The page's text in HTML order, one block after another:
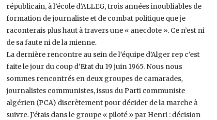
républicain, à l’école d’ALLEG, trois années inoubliables de
formation de journaliste et de combat politique que je
raconterais plus haut à travers une « anecdote ». Ce n’est ni
de sa faute ni de la mienne.
La dernière rencontre au sein de l’équipe d’Alger rep c’est
faite le jour du coup d’Etat du 19 juin 1965. Nous nous
sommes rencontrés en deux groupes de camarades,
journalistes communistes, issus du Parti communiste
algérien (PCA) discrètement pour décider de la marche à
suivre. J’étais dans le groupe « piloté » par Henri : décision